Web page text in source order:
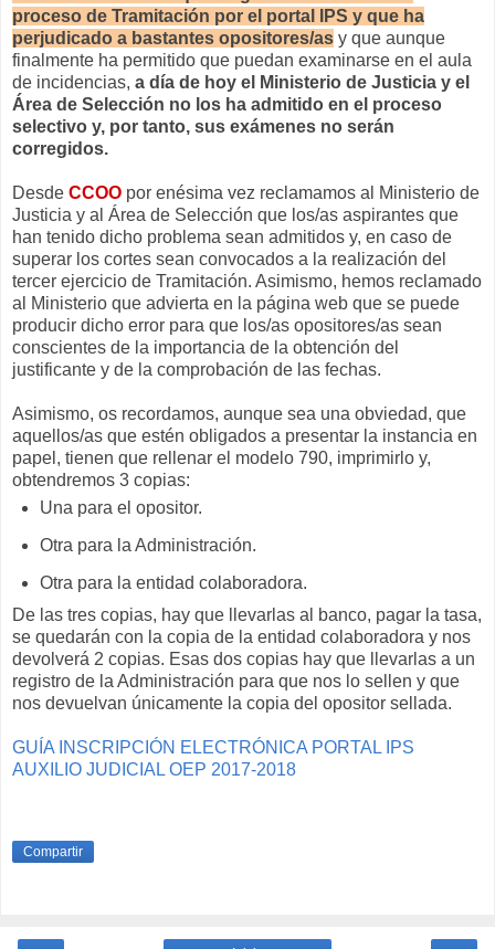
proceso de Tramitación por el portal IPS y que ha
perjudicado a bastantes opositores/as y que aunque
finalmente ha permitido que puedan examinarse en el aula
de incidencias, a día de hoy el Ministerio de Justicia y el
Área de Selección no los ha admitido en el proceso
selectivo y, por tanto, sus exámenes no serán
corregidos.
Desde CCOO por enésima vez reclamamos al Ministerio de
Justicia y al Área de Selección que los/as aspirantes que
han tenido dicho problema sean admitidos y, en caso de
superar los cortes sean convocados a la realización del
tercer ejercicio de Tramitación. Asimismo, hemos reclamado
al Ministerio que advierta en la página web que se puede
producir dicho error para que los/as opositores/as sean
conscientes de la importancia de la obtención del
justificante y de la comprobación de las fechas.
Asimismo, os recordamos, aunque sea una obviedad, que
aquellos/as que estén obligados a presentar la instancia en
papel, tienen que rellenar el modelo 790, imprimirlo y,
obtendremos 3 copias:
Una para el opositor.
Otra para la Administración.
Otra para la entidad colaboradora.
De las tres copias, hay que llevarlas al banco, pagar la tasa,
se quedarán con la copia de la entidad colaboradora y nos
devolverá 2 copias. Esas dos copias hay que llevarlas a un
registro de la Administración para que nos lo sellen y que
nos devuelvan únicamente la copia del opositor sellada.
GUÍA INSCRIPCIÓN ELECTRÓNICA PORTAL IPS
AUXILIO JUDICIAL OEP 2017-2018
Compartir